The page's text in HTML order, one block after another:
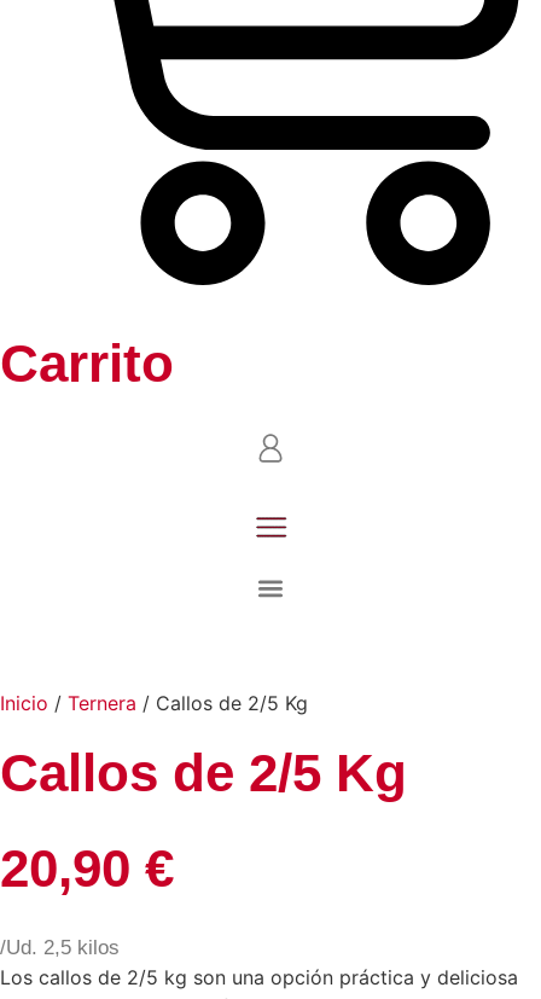
Carrito
Inicio / Ternera / Callos de 2/5 Kg
Callos de 2/5 Kg
20,90 €
/Ud. 2,5 kilos
Los callos de 2/5 kg son una opción práctica y deliciosa